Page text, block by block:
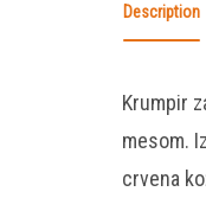
Description
Krumpir
mesom.
crvena